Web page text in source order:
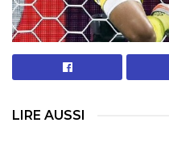
LIRE AUSSI